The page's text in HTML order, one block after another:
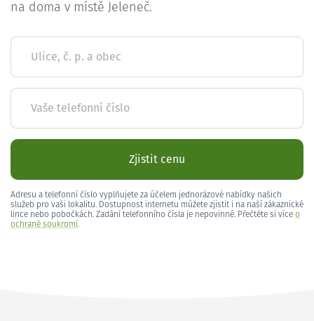
na doma v místě Jeleneč.
Ulice, č. p. a obec
Vaše telefonní číslo
Zjistit cenu
Adresu a telefonní číslo vyplňujete za účelem jednorázové nabídky našich
služeb pro vaši lokalitu. Dostupnost internetu můžete zjistit i na naší zákaznické
lince nebo pobočkách. Zadání telefonního čísla je nepovinné. Přečtěte si více o
ochraně soukromí.